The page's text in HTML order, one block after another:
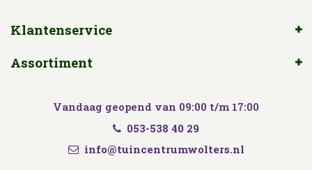
Klantenservice
Assortiment
Vandaag geopend van 09:00 t/m 17:00
053-538 40 29
info@tuincentrumwolters.nl